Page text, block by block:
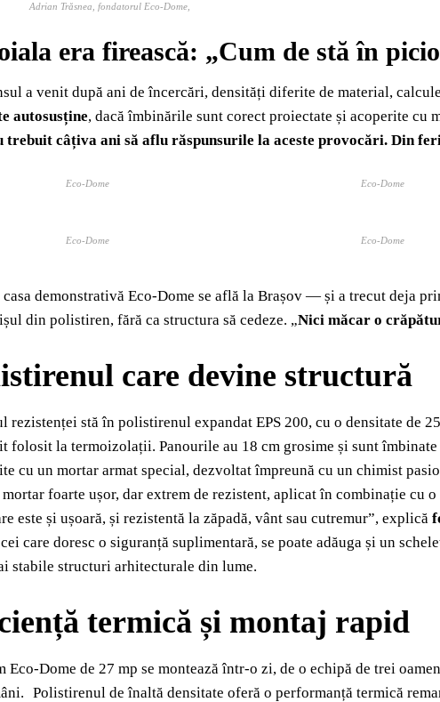
Adrian Trăsnea, fondatorul Eco-Dome,
era firească: „Cum de stă în
a venit după ani de încercări, densități diferite de material,
autosusține, dacă îmbinările sunt corect proiectate și acoperite cu
trebuit câțiva ani să aflu răspunsurile la aceste provocări. Din
Eco-Dome Eco-Dome
Eco-Dome Eco-Dome
demonstrativă Eco-Dome se află la Brașov — și a trecut deja
din polistiren, fără ca structura să cedeze. „Nici măcar o
care devine structură
rezistenței stă în polistirenul expandat EPS 200, cu o densitate de
folosit la termoizolații. Panourile au 18 cm grosime și sunt
cu un mortar armat special, dezvoltat împreună cu un chimist
mortar foarte ușor, dar extrem de rezistent, aplicat în combinație cu
este și ușoară, și rezistentă la zăpadă, vânt sau cutremur”, explică
care doresc o siguranță suplimentară, se poate adăuga și un
stabile structuri arhitecturale din lume.
termică și montaj rapid
Eco-Dome de 27 mp se montează într-o zi, de o echipă de trei
Polistirenul de înaltă densitate oferă o performanță termică